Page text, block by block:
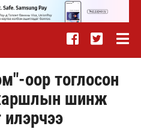
оор тоглосон
шинж